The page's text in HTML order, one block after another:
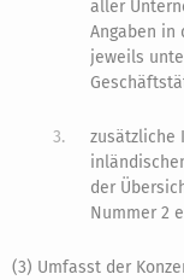
aller
Angaben in
jeweils
3.
zusätzliche
der
Nummer 2
(3) Umfasst der